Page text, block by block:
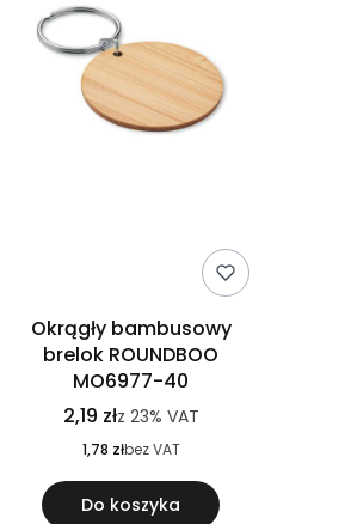
Okrągły bambusowy
brelok ROUNDBOO
MO6977-40
2,19 złz 23% VAT
1,78 złbez VAT
Do koszyka